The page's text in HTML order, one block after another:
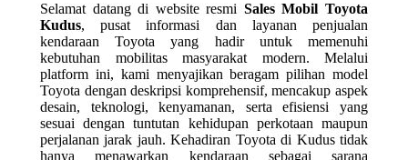
Selamat datang di website resmi Sales Mobil Toyota
Kudus, pusat informasi dan layanan penjualan
kendaraan Toyota yang hadir untuk memenuhi
kebutuhan mobilitas masyarakat modern. Melalui
platform ini, kami menyajikan beragam pilihan model
Toyota dengan deskripsi komprehensif, mencakup aspek
desain, teknologi, kenyamanan, serta efisiensi yang
sesuai dengan tuntutan kehidupan perkotaan maupun
perjalanan jarak jauh. Kehadiran Toyota di Kudus tidak
hanya menawarkan kendaraan sebagai sarana